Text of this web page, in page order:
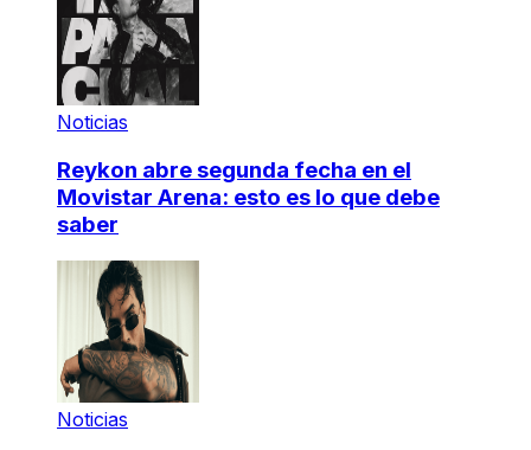
Noticias
Reykon abre segunda fecha en el
Movistar Arena: esto es lo que debe
saber
Noticias